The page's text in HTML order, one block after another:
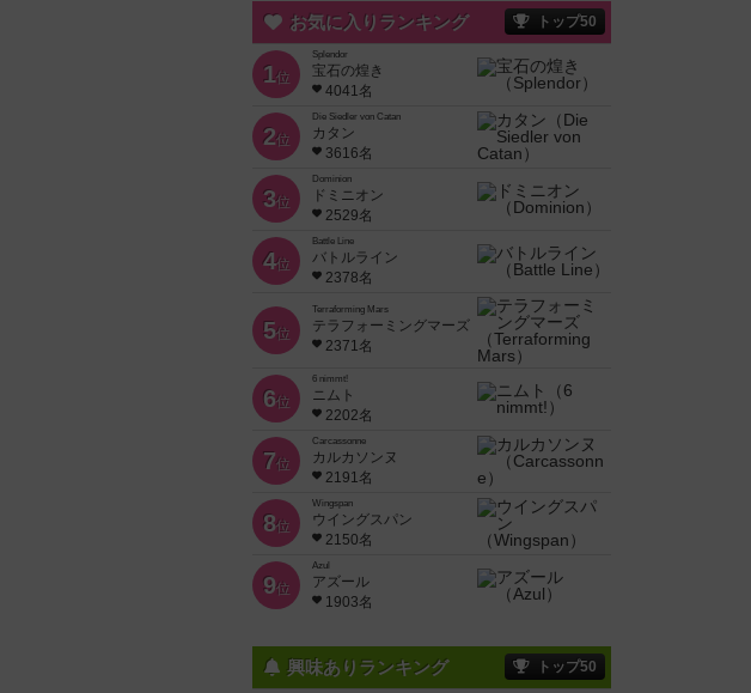
お気に入りランキング トップ50
1位
Splendor
宝石の煌き
4041名
2位
Die Siedler von Catan
カタン
3616名
3位
Dominion
ドミニオン
2529名
4位
Battle Line
バトルライン
2378名
5位
Terraforming Mars
テラフォーミングマーズ
2371名
6位
6 nimmt!
ニムト
2202名
7位
Carcassonne
カルカソンヌ
2191名
8位
Wingspan
ウイングスパン
2150名
9位
Azul
アズール
1903名
興味ありランキング トップ50